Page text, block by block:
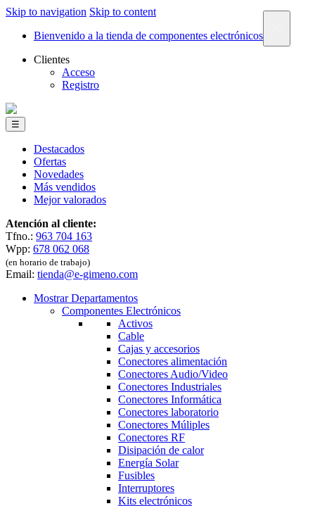
Skip to navigation Skip to content
Bienvenido a la tienda de componentes electrónicos
Clientes
Acceso
Registro
☰
Destacados
Ofertas
Novedades
Más vendidos
Mejor valorados
Atención al cliente:
Tfno.: 963 704 163
Wpp: 678 062 068
(en horario de trabajo)
Email: tienda@e-gimeno.com
Mostrar Departamentos
Componentes Electrónicos
Activos
Cable
Cajas y accesorios
Conectores alimentación
Conectores Audio/Video
Conectores Industriales
Conectores Informática
Conectores laboratorio
Conectores Múliples
Conectores RF
Disipación de calor
Energía Solar
Fusibles
Interruptores
Kits electrónicos